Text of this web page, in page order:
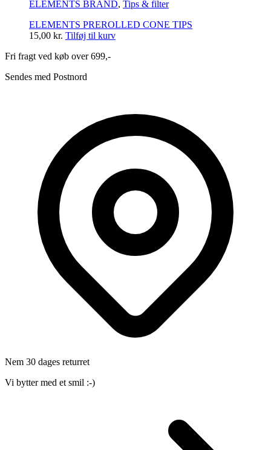
ELEMENTS BRAND, Tips & filter
ELEMENTS PREROLLED CONE TIPS
15,00 kr. Tilføj til kurv
Fri fragt ved køb over 699,-
Sendes med Postnord
Nem 30 dages returret
Vi bytter med et smil :-)